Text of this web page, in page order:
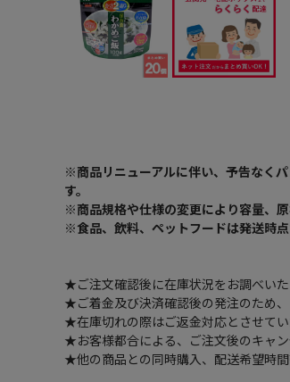
※商品リニューアルに伴い、予告なく
す。
※商品規格や仕様の変更により容量、
※食品、飲料、ペットフードは発送時
★ご注文確認後に在庫状況をお調べいた
★ご着金及び決済確認後の発注のため
★在庫切れの際はご返金対応とさせてい
★お客様都合による、ご注文後のキャン
★他の商品との同時購入、配送希望時間